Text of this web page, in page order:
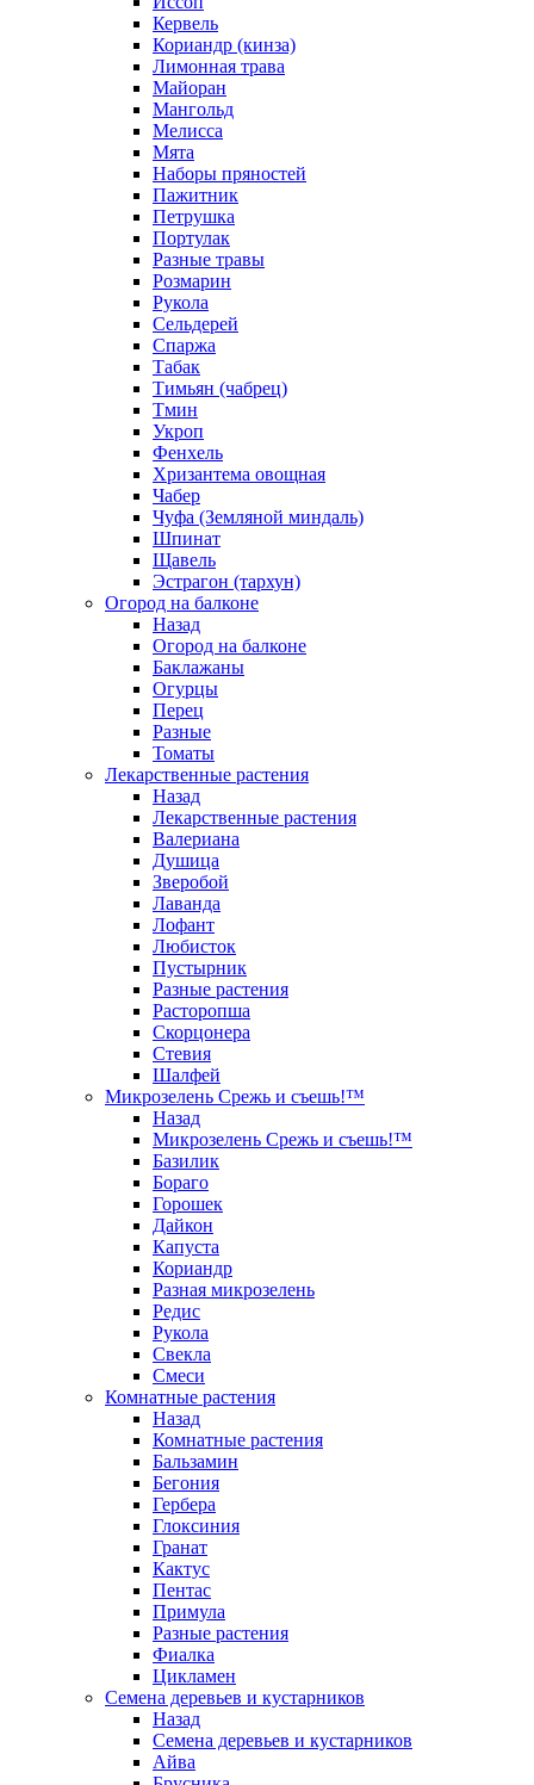
Кервель
Кориандр (кинза)
Лимонная трава
Майоран
Мангольд
Мелисса
Мята
Наборы пряностей
Пажитник
Петрушка
Портулак
Разные травы
Розмарин
Рукола
Сельдерей
Спаржа
Табак
Тимьян (чабрец)
Тмин
Укроп
Фенхель
Хризантема овощная
Чабер
Чуфа (Земляной миндаль)
Шпинат
Щавель
Эстрагон (тархун)
Огород на балконе
Назад
Огород на балконе
Баклажаны
Огурцы
Перец
Разные
Томаты
Лекарственные растения
Назад
Лекарственные растения
Валериана
Душица
Зверобой
Лаванда
Лофант
Любисток
Пустырник
Разные растения
Расторопша
Скорцонера
Стевия
Шалфей
Микрозелень Срежь и съешь!™
Назад
Микрозелень Срежь и съешь!™
Базилик
Бораго
Горошек
Дайкон
Капуста
Кориандр
Разная микрозелень
Редис
Рукола
Свекла
Смеси
Комнатные растения
Назад
Комнатные растения
Бальзамин
Бегония
Гербера
Глоксиния
Гранат
Кактус
Пентас
Примула
Разные растения
Фиалка
Цикламен
Семена деревьев и кустарников
Назад
Семена деревьев и кустарников
Айва